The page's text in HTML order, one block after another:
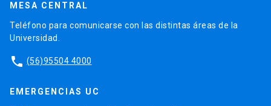
MESA CENTRAL
Teléfono para comunicarse con las distintas áreas de la
Universidad.
phone (56)95504 4000
EMERGENCIAS UC